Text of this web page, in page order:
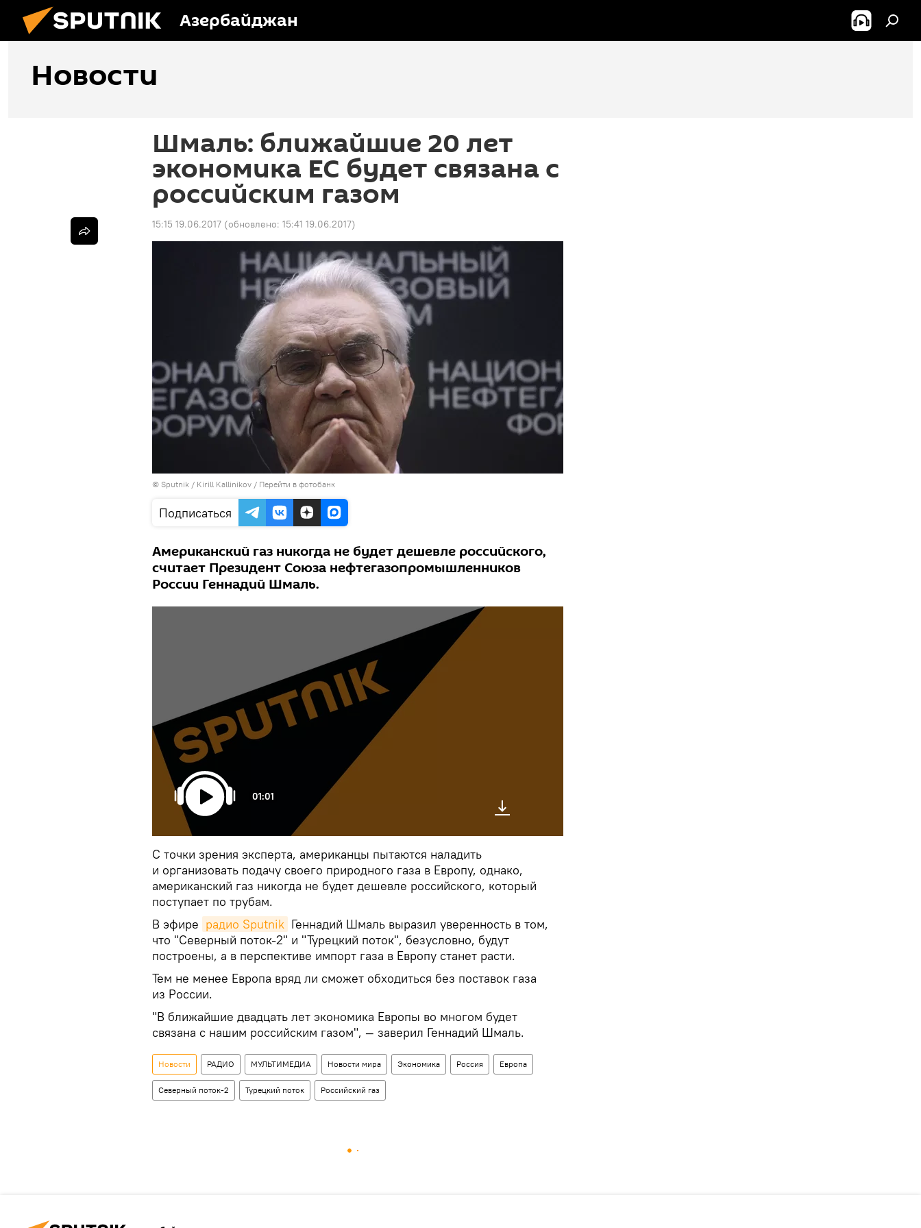
Азербайджан
Новости
Шмаль: ближайшие 20 лет
экономика ЕС будет связана с
российским газом
15:15 19.06.2017 (обновлено: 15:41 19.06.2017)
© Sputnik / Kirill Kallinikov / Перейти в фотобанк
Подписаться
Американский газ никогда не будет дешевле российского,
считает Президент Союза нефтегазопромышленников
России Геннадий Шмаль.
01:01
С точки зрения эксперта, американцы пытаются наладить
и организовать подачу своего природного газа в Европу, однако,
американский газ никогда не будет дешевле российского, который
поступает по трубам.
В эфире радио Sputnik Геннадий Шмаль выразил уверенность в том,
что "Северный поток-2" и "Турецкий поток", безусловно, будут
построены, а в перспективе импорт газа в Европу станет расти.
Тем не менее Европа вряд ли сможет обходиться без поставок газа
из России.
"В ближайшие двадцать лет экономика Европы во многом будет
связана с нашим российским газом", — заверил Геннадий Шмаль.
Новости РАДИО МУЛЬТИМЕДИА Новости мира Экономика Россия Европа
Северный поток-2 Турецкий поток Российский газ